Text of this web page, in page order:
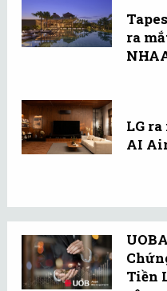
ra
LG
AI
Tiền